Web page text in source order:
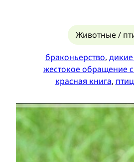
Животные /
браконьерство,
жестокое обращение
красная книга,